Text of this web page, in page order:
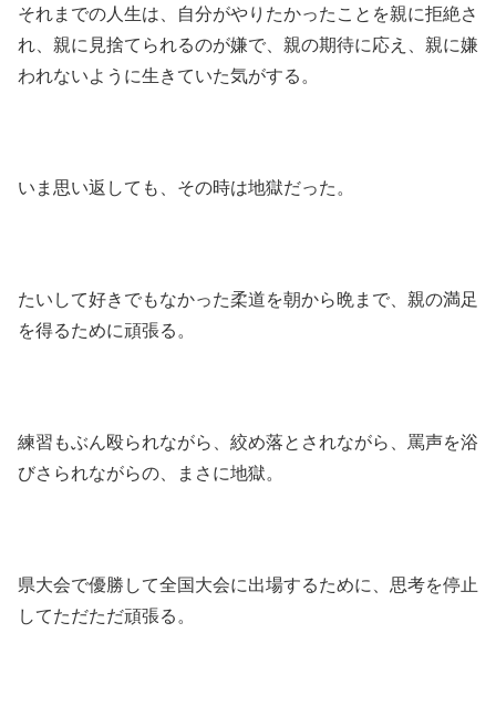
それまでの人生は、自分がやりたかったことを親に拒絶さ
れ、親に見捨てられるのが嫌で、親の期待に応え、親に嫌
われないように生きていた気がする。
いま思い返しても、その時は地獄だった。
たいして好きでもなかった柔道を朝から晩まで、親の満足
を得るために頑張る。
練習もぶん殴られながら、絞め落とされながら、罵声を浴
びさられながらの、まさに地獄。
県大会で優勝して全国大会に出場するために、思考を停止
してただただ頑張る。